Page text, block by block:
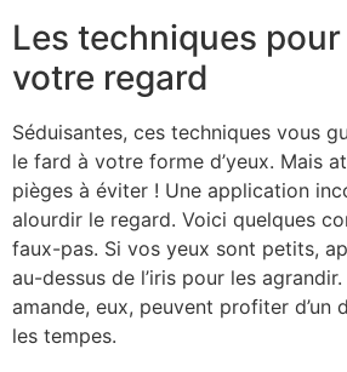
Les techniques
votre regard
Séduisantes, ces techniques vous
le fard à votre forme d’yeux. Mais
pièges à éviter ! Une application
alourdir le regard. Voici quelques
faux-pas. Si vos yeux sont petits,
au-dessus de l’iris pour les
amande, eux, peuvent profiter d’un
les tempes.